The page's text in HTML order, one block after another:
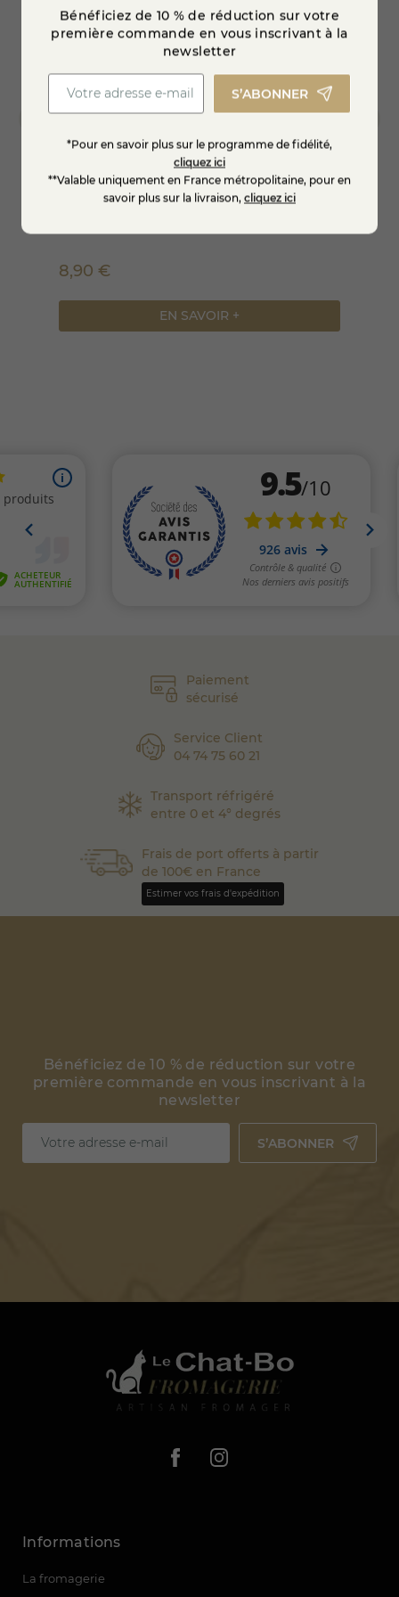
douceur du Morbier, intensité végétale de l’ail des ours,
notes fumées du Brézain et tradition savoyarde de la
raclette au lait cru.
DLC / 6 JOURS: à conserver au réfrigérateur dans
l’emballage d’origine afin de préserver les qualités
gustatives.
plateau raclette disponible sur notre fromagerie en
est idéal pour organiser facilement
un repas chaleureux autour de fromages de terroir
sélectionnés avec soin.
Raclette ail échalotte estragon
8,90 €
EN SAVOIR +
Paiement
sécurisé
Service Client
04 74 75 60 21
Transport réfrigéré
entre 0 et 4° degrés
Frais de port offerts à partir
de 100€ en France
Estimer vos frais d'expédition
Bénéficiez de 10 % de réduction sur votre
première commande en vous inscrivant à la
newsletter
S’ABONNER
Informations
La fromagerie
Bénéficiez de 10 % de réduction sur votre
première commande en vous inscrivant à la
newsletter
S’ABONNER
*Pour en savoir plus sur le programme de fidélité,
cliquez ici
**Valable uniquement en France métropolitaine, pour en
savoir plus sur la livraison, cliquez ici